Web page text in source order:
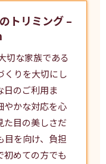
トリミング –
切な家族である
くりを大切にし
日のご利用ま
やかな対応を心
た目の美しさだ
目を向け、負担
初めての方でも